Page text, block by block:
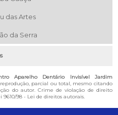
das Artes
da Serra
Aparelho Dentário Invisível Jardim
parcial ou total, mesmo citando
do autor. Crime de violação de direito
9610/98 - Lei de direitos autorais